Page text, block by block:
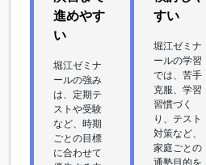
進めやす
い
堀江ゼミナ
ールの強み
は、定期テ
ストや受験
など、時期
ごとの目標
に合わせて
すい
堀江ゼミナ
ールの学習
では、苦手
克服、学習
習慣づく
り、テスト
対策など、
家庭ごとの
通塾目的を